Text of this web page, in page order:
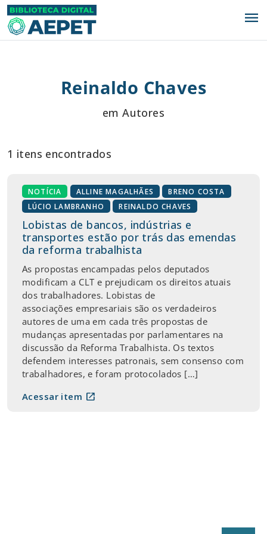
menu
Reinaldo Chaves
em Autores
1 itens encontrados
NOTÍCIA ALLINE MAGALHÃES
BRENO COSTA
LÚCIO LAMBRANHO
REINALDO CHAVES
Lobistas de bancos, indústrias e
transportes estão por trás das emendas
da reforma trabalhista
As propostas encampadas pelos deputados
modificam a CLT e prejudicam os direitos atuais
dos trabalhadores. Lobistas de
associações empresariais são os verdadeiros
autores de uma em cada três propostas de
mudanças apresentadas por parlamentares na
discussão da Reforma Trabalhista. Os textos
defendem interesses patronais, sem consenso com
trabalhadores, e foram protocolados […]
Acessar item open_in_new